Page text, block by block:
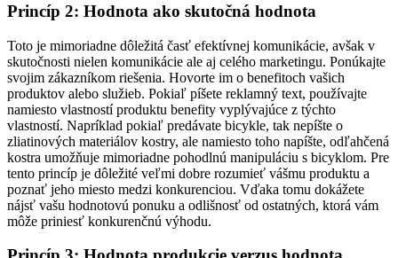
Princíp 2: Hodnota ako skutočná hodnota
Toto je mimoriadne dôležitá časť efektívnej komunikácie, avšak v
skutočnosti nielen komunikácie ale aj celého marketingu. Ponúkajte
svojim zákazníkom riešenia. Hovorte im o benefitoch vašich
produktov alebo služieb. Pokiaľ píšete reklamný text, používajte
namiesto vlastností produktu benefity vyplývajúce z týchto
vlastností. Napríklad pokiaľ predávate bicykle, tak nepíšte o
zliatinových materiálov kostry, ale namiesto toho napíšte, odľahčená
kostra umožňuje mimoriadne pohodlnú manipuláciu s bicyklom. Pre
tento princíp je dôležité veľmi dobre rozumieť vášmu produktu a
poznať jeho miesto medzi konkurenciou. Vďaka tomu dokážete
nájsť vašu hodnotovú ponuku a odlišnosť od ostatných, ktorá vám
môže priniesť konkurenčnú výhodu.